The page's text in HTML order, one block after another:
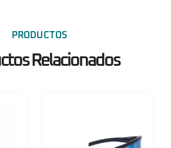
PRODUCTOS
Relacionados